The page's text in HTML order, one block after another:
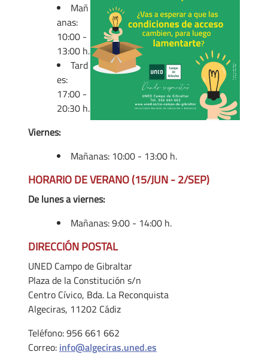
Mañ
anas:
10:00 -
13:00 h.
Tard
es:
17:00 -
20:30 h.
Viernes:
Mañanas: 10:00 - 13:00 h.
HORARIO DE VERANO (15/JUN - 2/SEP)
De lunes a viernes:
Mañanas: 9:00 - 14:00 h.
DIRECCIÓN POSTAL
UNED Campo de Gibraltar
Plaza de la Constitución s/n
Centro Cívico, Bda. La Reconquista
Algeciras, 11202 Cádiz
Teléfono: 956 661 662
Correo: info@algeciras.uned.es